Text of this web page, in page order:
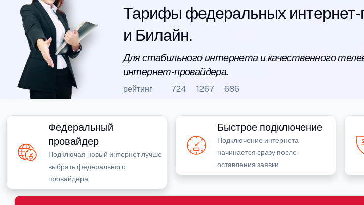
Тарифы федеральных
и Билайн.
Для стабильного интернета и качественного
интернет-провайдера.
рейтинг 724 1267 686
Федеральный
провайдер
Подключая новый интернет лучше
выбрать федерального
провайдера
Быстрое подключение
Подключение интернета
начинается сразу после
оставления заявки